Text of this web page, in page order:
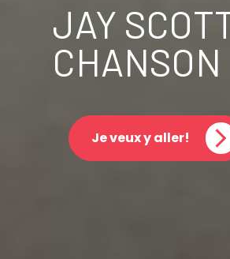
JAY
CHANSON
Je veux y aller!